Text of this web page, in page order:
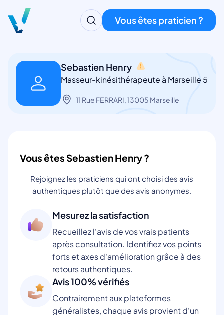
Vous êtes praticien ?
Sebastien Henry
Masseur-kinésithérapeute à Marseille 5
11 Rue FERRARI, 13005 Marseille
Vous êtes Sebastien Henry ?
Rejoignez les praticiens qui ont choisi des avis
authentiques plutôt que des avis anonymes.
Mesurez la satisfaction
Recueillez l'avis de vos vrais patients
après consultation. Identifiez vos points
forts et axes d'amélioration grâce à des
retours authentiques.
Avis 100% vérifiés
Contrairement aux plateformes
généralistes, chaque avis provient d'un